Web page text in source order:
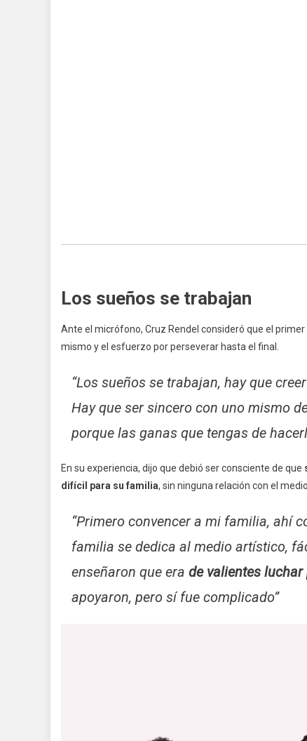
Los sueños se trabajan
Ante el micrófono, Cruz Rendel consideró que el
mismo y el esfuerzo por perseverar hasta el final.
“Los sueños se trabajan, hay que
Hay que ser sincero con uno mismo
porque las ganas que tengas de
En su experiencia, dijo que debió ser consciente de que
difícil para su familia, sin ninguna relación con el
“Primero convencer a mi familia, ahí
familia se dedica al medio artístico,
enseñaron que era de valientes
apoyaron, pero sí fue complicado”